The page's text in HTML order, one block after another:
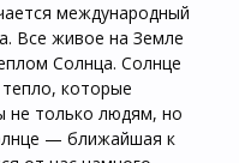
международный
Все живое на Земле
Солнца. Солнце
которые
не только людям, но
— ближайшая к